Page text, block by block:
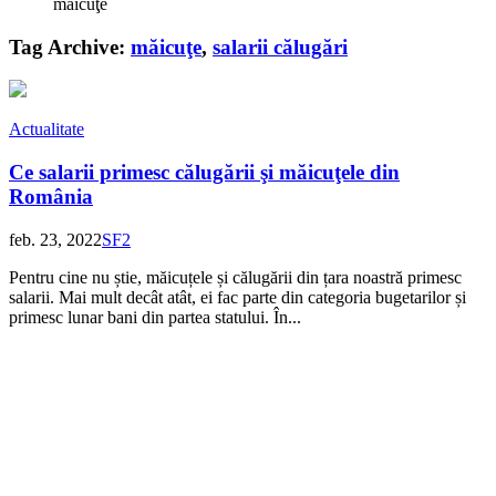
măicuţe
Tag Archive: măicuţe, salarii călugări
Actualitate
Ce salarii primesc călugării şi măicuţele din
România
feb. 23, 2022SF2
Pentru cine nu știe, măicuțele și călugării din țara noastră primesc
salarii. Mai mult decât atât, ei fac parte din categoria bugetarilor și
primesc lunar bani din partea statului. În...